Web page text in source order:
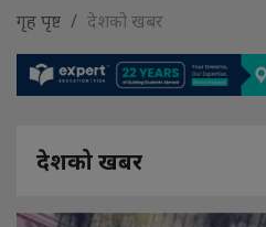
गृह पृष्ट देशको खबर
देशको खबर